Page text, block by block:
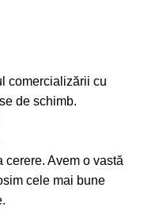
comercializării cu
de schimb.
cerere. Avem o vastă
cele mai bune